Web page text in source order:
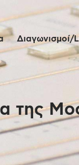
Διαγωνισμοί/
της